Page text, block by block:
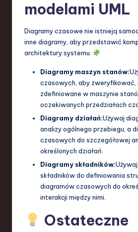
modelami UML
Diagramy czasowe nie istnieją
inne diagramy, aby przedstawić
architektury systemu.
Diagramy maszyn stanów:
czasowych, aby zweryfikować,
zdefiniowane w maszynie
oczekiwanych przedziałach
Diagramy działań:Używaj
analizy ogólnego przebiegu, a
czasowych do szczegółowej
określonych działań.
Diagramy składników:
składników do definiowania
diagramów czasowych do
interakcji między nimi.
Ostateczne